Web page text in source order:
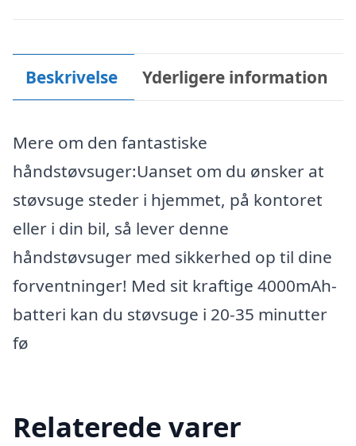
Beskrivelse Yderligere information
Mere om den fantastiske
håndstøvsuger:Uanset om du ønsker at
støvsuge steder i hjemmet, på kontoret
eller i din bil, så lever denne
håndstøvsuger med sikkerhed op til dine
forventninger! Med sit kraftige 4000mAh-
batteri kan du støvsuge i 20-35 minutter
fø
Relaterede varer